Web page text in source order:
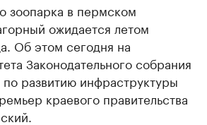
зоопарка в пермском
ожидается летом
Об этом сегодня на
Законодательного собрания
развитию инфраструктуры
краевого правительства